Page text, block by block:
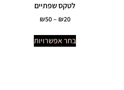
לטקס שפתיים
₪20
–
₪50
בחר אפשרויות